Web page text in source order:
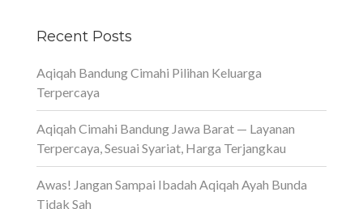
Recent Posts
Aqiqah Bandung Cimahi Pilihan Keluarga
Terpercaya
Aqiqah Cimahi Bandung Jawa Barat — Layanan
Terpercaya, Sesuai Syariat, Harga Terjangkau
Awas! Jangan Sampai Ibadah Aqiqah Ayah Bunda
Tidak Sah